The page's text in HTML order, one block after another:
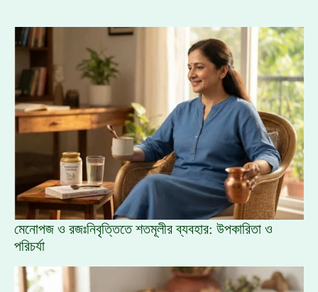
মেনোপজ ও রজঃনিবৃত্তিতে শতমূলীর ব্যবহার: উপকারিতা ও
পরিচর্যা